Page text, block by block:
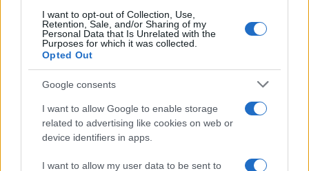
I want to opt-out of Collection, Use,
Retention, Sale, and/or Sharing of my
Personal Data that Is Unrelated with the
Purposes for which it was collected.
Opted Out
Google consents
I want to allow Google to enable storage
related to advertising like cookies on web or
device identifiers in apps.
I want to allow my user data to be sent to
nicolaporro.it